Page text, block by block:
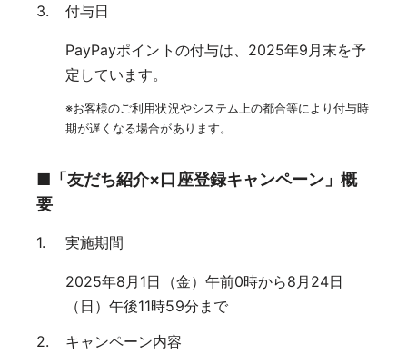
付与日
PayPayポイントの付与は、2025年9月末を予
定しています。
※お客様のご利用状況やシステム上の都合等により付与時
期が遅くなる場合があります。
■「友だち紹介×口座登録キャンペーン」概
要
実施期間
2025年8月1日（金）午前0時から8月24日
（日）午後11時59分まで
キャンペーン内容